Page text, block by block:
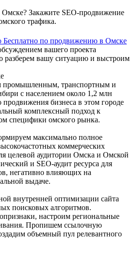
Закажите SEO-продвижение
трафика.
Бесплатно по продвижению в Омске
вашего проекта
вашу ситуацию и выстроим
промышленным, транспортным и
с населением около 1,2 млн
бизнеса в этом городе
комплексный подход к
специфики омского рынка.
максимально полное
коммерческих
целевой аудитории Омска и Омской
и SEO-аудит ресурса для
негативно влияющих на
выдаче.
внутренней оптимизации сайта
поисковых алгоритмов.
настроим региональные
Пропишем ссылочную
объемный пул релевантного